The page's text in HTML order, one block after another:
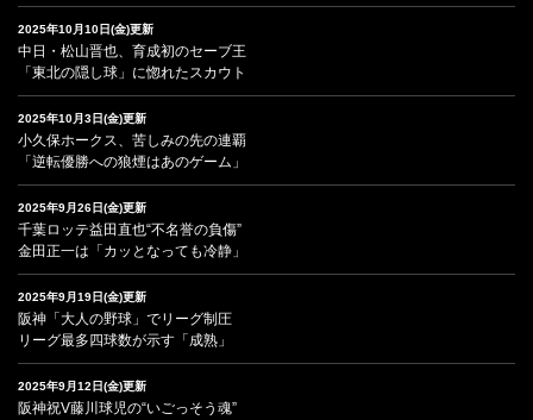
2025年10月10日(金)更新
中日・松山晋也、育成初のセーブ王
「東北の隠し球」に惚れたスカウト
2025年10月3日(金)更新
小久保ホークス、苦しみの先の連覇
「逆転優勝への狼煙はあのゲーム」
2025年9月26日(金)更新
千葉ロッテ益田直也“不名誉の負傷”
金田正一は「カッとなっても冷静」
2025年9月19日(金)更新
阪神「大人の野球」でリーグ制圧
リーグ最多四球数が示す「成熟」
2025年9月12日(金)更新
阪神祝V藤川球児の“いごっそう魂”